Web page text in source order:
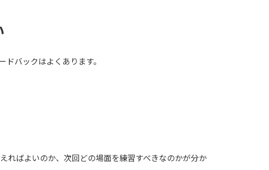
バックはよくあります。
ればよいのか、次回どの場面を練習すべきなのかが分か